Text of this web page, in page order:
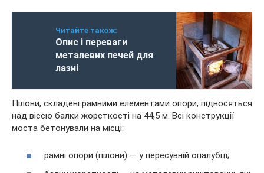
Читайте також:
Опис і переваги
металевих печей для
лазні
Пілони, складені рамними елементами опори, підносяться
над віссю балки жорсткості на 44,5 м. Всі конструкції
моста бетонували на місці:
рамні опори (пілони) — у пересувній опалубці;